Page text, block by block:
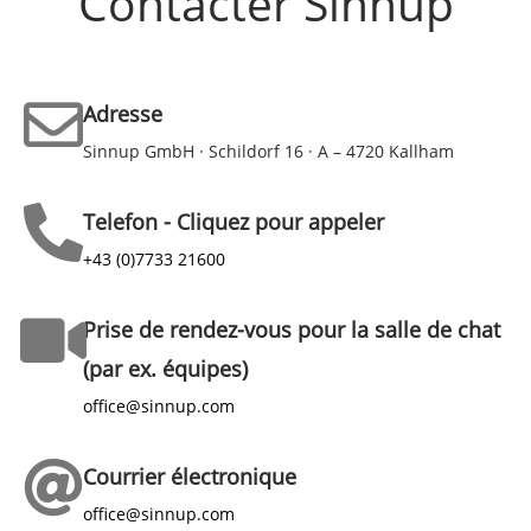
Adresse
Sinnup GmbH · Schildorf 16 · A – 4720 Kallham
Telefon - Cliquez pour appeler
+43 (0)7733 21600
Prise de rendez-vous pour la salle de chat
(par ex. équipes)
office@sinnup.com
Courrier électronique
office@sinnup.com